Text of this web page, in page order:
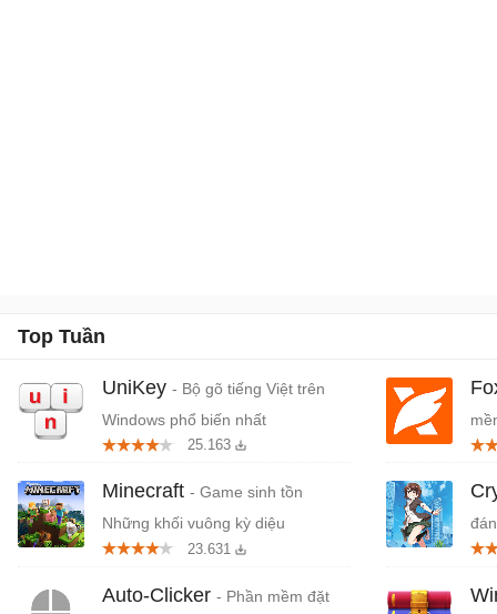
Top Tuần
UniKey - Bộ gõ tiếng Việt trên
Windows phổ biến nhất
25.163
Minecraft - Game sinh tồn
Những khối vuông kỳ diệu
23.631
Auto-Clicker - Phần mềm đặt